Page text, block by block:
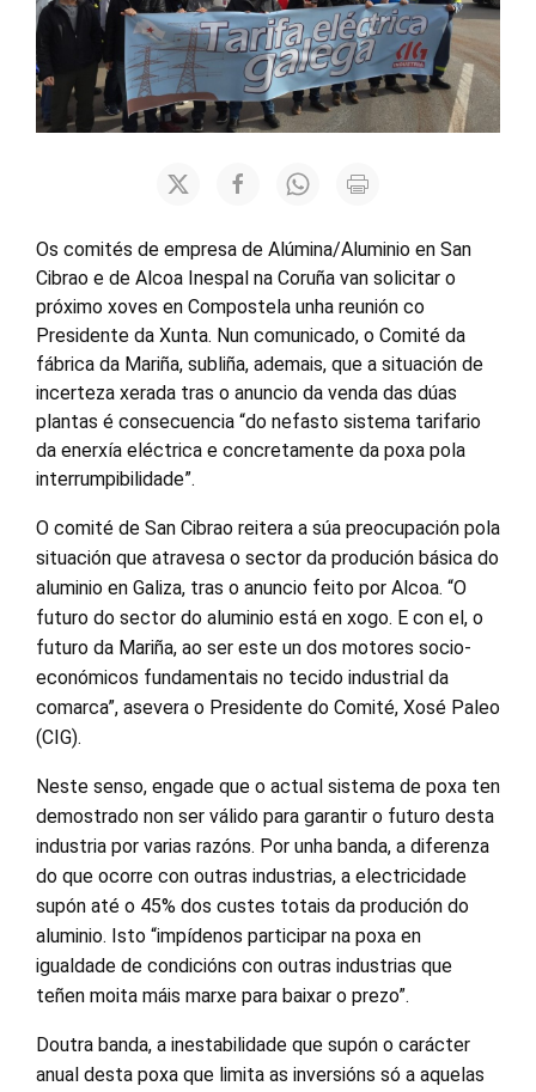
Os comités de empresa de Alúmina/Aluminio en San
Cibrao e de Alcoa Inespal na Coruña van solicitar o
próximo xoves en Compostela unha reunión co
Presidente da Xunta. Nun comunicado, o Comité da
fábrica da Mariña, subliña, ademais, que a situación de
incerteza xerada tras o anuncio da venda das dúas
plantas é consecuencia “do nefasto sistema tarifario
da enerxía eléctrica e concretamente da poxa pola
interrumpibilidade”.
O comité de San Cibrao reitera a súa preocupación pola
situación que atravesa o sector da produción básica do
aluminio en Galiza, tras o anuncio feito por Alcoa. “O
futuro do sector do aluminio está en xogo. E con el, o
futuro da Mariña, ao ser este un dos motores socio-
económicos fundamentais no tecido industrial da
comarca”, asevera o Presidente do Comité, Xosé Paleo
(CIG).
Neste senso, engade que o actual sistema de poxa ten
demostrado non ser válido para garantir o futuro desta
industria por varias razóns. Por unha banda, a diferenza
do que ocorre con outras industrias, a electricidade
supón até o 45% dos custes totais da produción do
aluminio. Isto “impídenos participar na poxa en
igualdade de condicións con outras industrias que
teñen moita máis marxe para baixar o prezo”.
Doutra banda, a inestabilidade que supón o carácter
anual desta poxa que limita as inversións só a aquelas